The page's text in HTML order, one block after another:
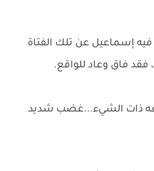
إسماعيل عن تلك الفتاة
فاق وعاد للواقع.
ذات الشيء...غضب شديد